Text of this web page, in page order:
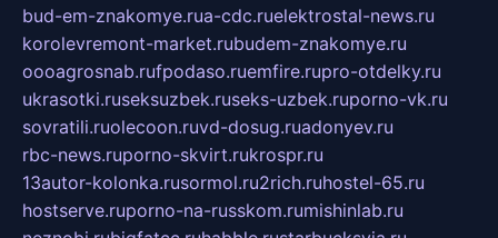
bud-em-znakomye.rua-cdc.ruelektrostal-news.ru
korolevremont-market.rubudem-znakomye.ru
oooagrosnab.rufpodaso.ruemfire.rupro-otdelky.ru
ukrasotki.ruseksuzbek.ruseks-uzbek.ruporno-vk.ru
sovratili.ruolecoon.ruvd-dosug.ruadonyev.ru
rbc-news.ruporno-skvirt.rukrospr.ru
13autor-kolonka.rusormol.ru2rich.ruhostel-65.ru
hostserve.ruporno-na-russkom.rumishinlab.ru